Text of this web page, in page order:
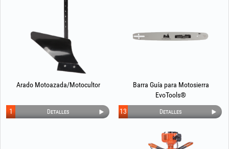
Arado Motoazada/Motocultor
Detalles
1
Barra Guía para Motosierra
EvoTools®
Detalles
13